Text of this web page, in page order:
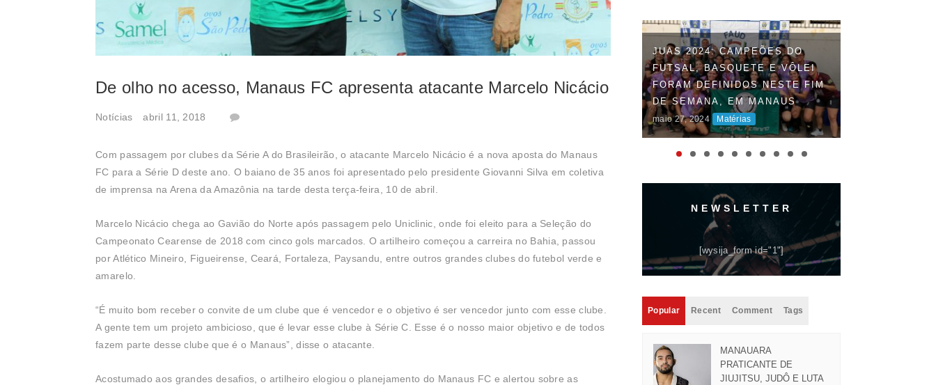
De olho no acesso, Manaus FC apresenta atacante Marcelo Nicácio
Notícias abril 11, 2018
Com passagem por clubes da Série A do Brasileirão, o atacante Marcelo Nicácio é a nova aposta do Manaus
FC para a Série D deste ano. O baiano de 35 anos foi apresentado pelo presidente Giovanni Silva em coletiva
de imprensa na Arena da Amazônia na tarde desta terça-feira, 10 de abril.
Marcelo Nicácio chega ao Gavião do Norte após passagem pelo Uniclinic, onde foi eleito para a Seleção do
Campeonato Cearense de 2018 com cinco gols marcados. O artilheiro começou a carreira no Bahia, passou
por Atlético Mineiro, Figueirense, Ceará, Fortaleza, Paysandu, entre outros grandes clubes do futebol verde e
amarelo.
“É muito bom receber o convite de um clube que é vencedor e o objetivo é ser vencedor junto com esse clube.
A gente tem um projeto ambicioso, que é levar esse clube à Série C. Esse é o nosso maior objetivo e de todos
fazem parte desse clube que é o Manaus”, disse o atacante.
Acostumado aos grandes desafios, o artilheiro elogiou o planejamento do Manaus FC e alertou sobre as
JUAS 2024: CAMPEÕES DO
FUTSAL, BASQUETE E VÔLEI
FORAM DEFINIDOS NESTE FIM
DE SEMANA, EM MANAUS
maio 27, 2024 Matérias
NEWSLETTER
[wysija_form id="1"]
Popular Recent Comment Tags
MANAUARA
PRATICANTE DE
JIUJITSU, JUDÔ E LUTA